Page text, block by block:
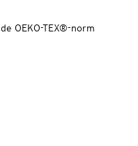
OEKO-TEX®-norm